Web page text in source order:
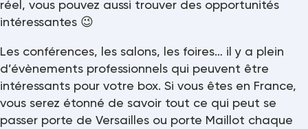
réel, vous pouvez aussi trouver des opportunités
intéressantes 😉
Les conférences, les salons, les foires… il y a plein
d’évènements professionnels qui peuvent être
intéressants pour votre box. Si vous êtes en France,
vous serez étonné de savoir tout ce qui peut se
passer porte de Versailles ou porte Maillot chaque